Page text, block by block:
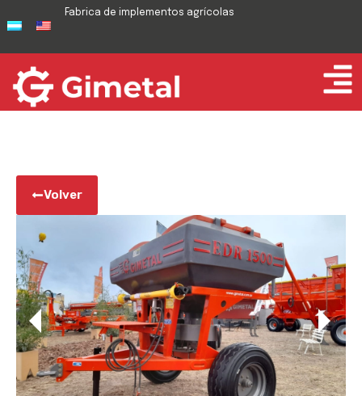
Fabrica de implementos agrícolas
Volver